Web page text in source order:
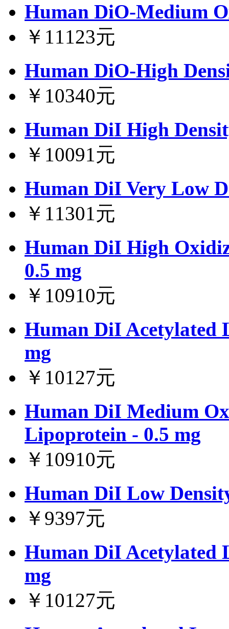
Human DiO-Medium
￥11123元
Human DiO-High
￥10340元
Human DiI High
￥10091元
Human DiI Very Low
￥11301元
Human DiI High
0.5 mg
￥10910元
Human DiI Acetylated
mg
￥10127元
Human DiI Medium
Lipoprotein - 0.5 mg
￥10910元
Human DiI Low
￥9397元
Human DiI Acetylated
mg
￥10127元